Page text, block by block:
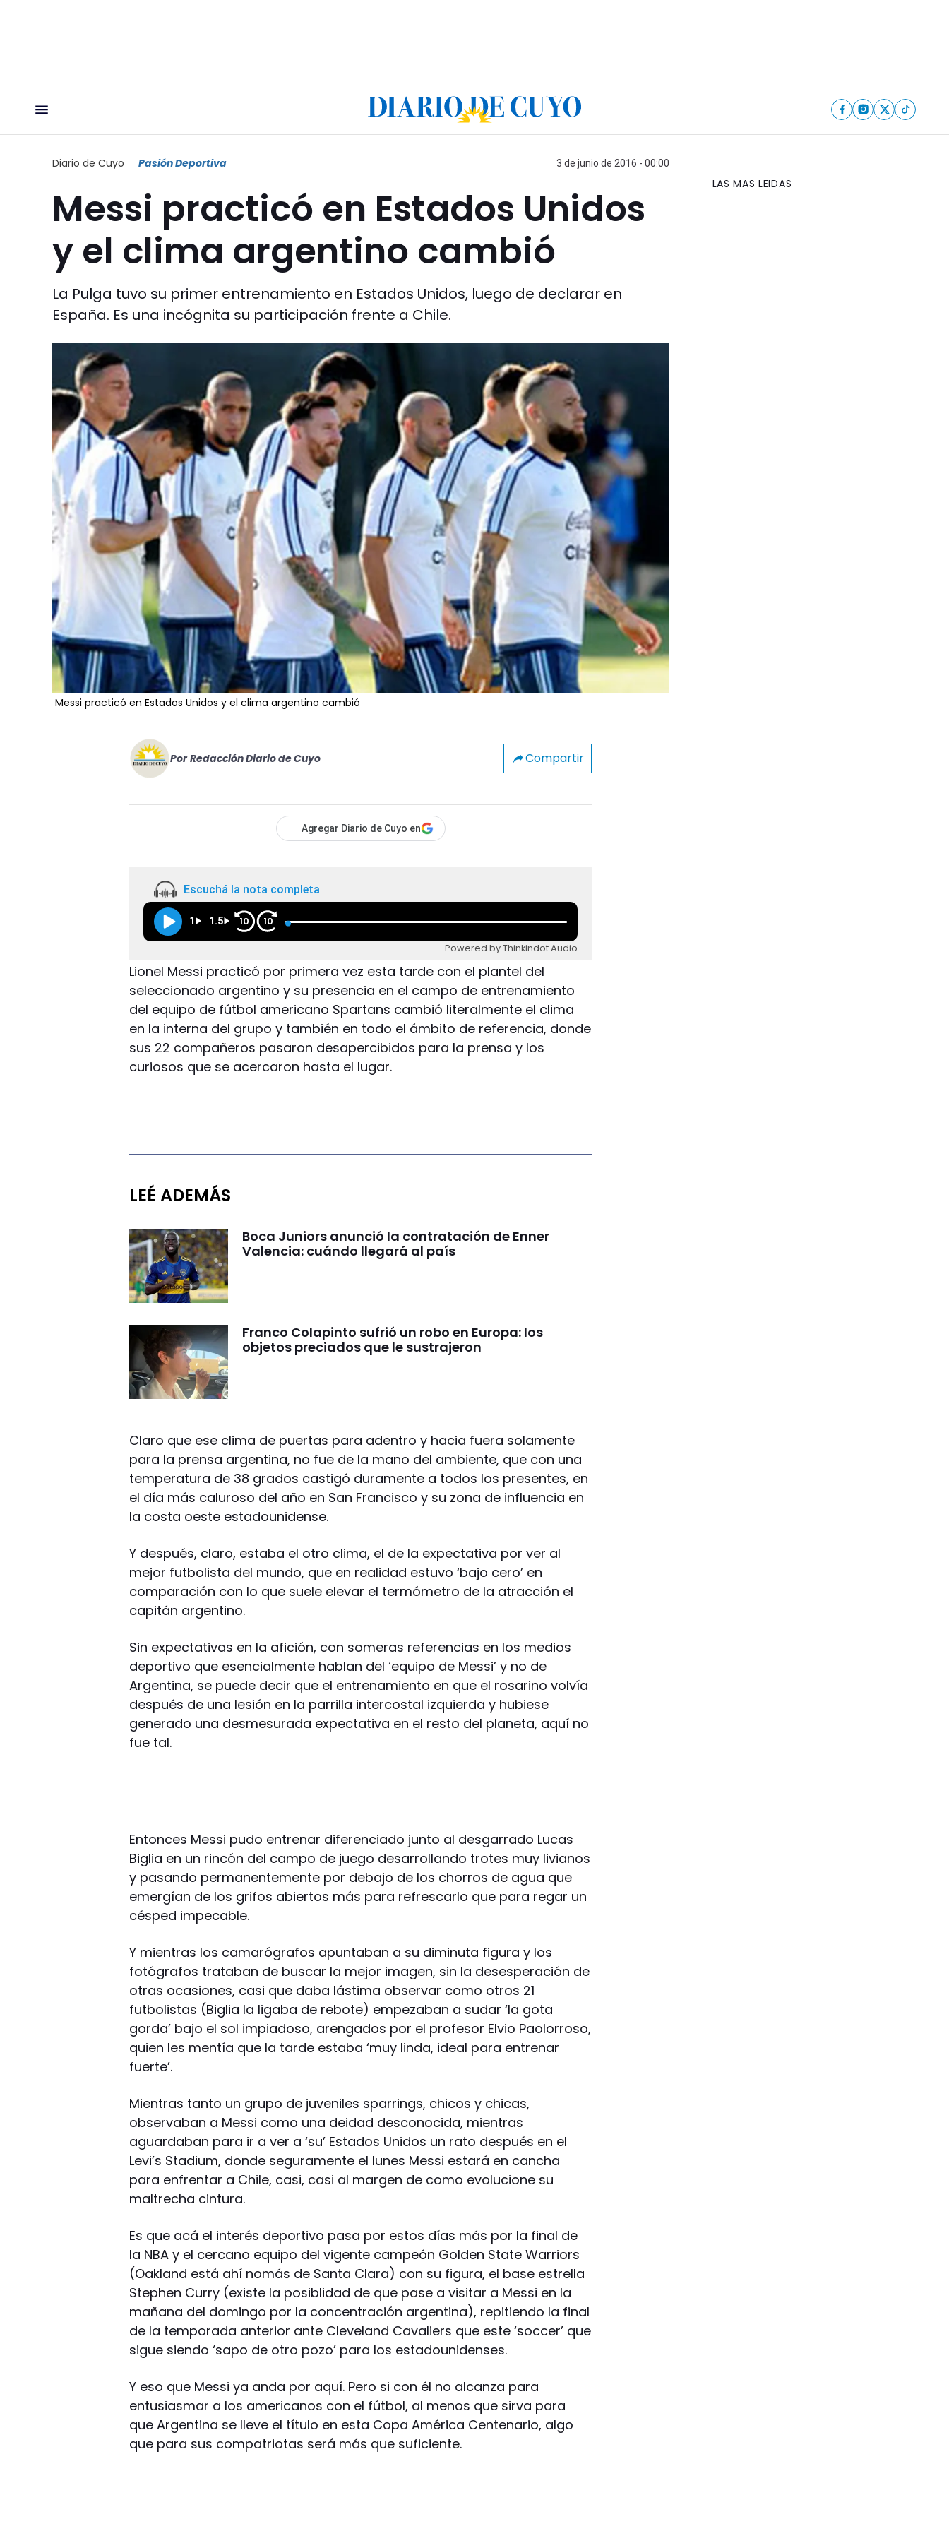
Diario de Cuyo Pasión Deportiva 3 de junio de 2016 - 00:00
Messi practicó en Estados Unidos
y el clima argentino cambió
La Pulga tuvo su primer entrenamiento en Estados Unidos, luego de declarar en
España. Es una incógnita su participación frente a Chile.
Messi practicó en Estados Unidos y el clima argentino cambió
Por Redacción Diario de Cuyo Compartir
Agregar Diario de Cuyo en
Escuchá la nota completa
1 1.5 10 10
Powered by Thinkindot Audio
Lionel Messi practicó por primera vez esta tarde con el plantel del
seleccionado argentino y su presencia en el campo de entrenamiento
del equipo de fútbol americano Spartans cambió literalmente el clima
en la interna del grupo y también en todo el ámbito de referencia, donde
sus 22 compañeros pasaron desapercibidos para la prensa y los
curiosos que se acercaron hasta el lugar.
LEÉ ADEMÁS
Boca Juniors anunció la contratación de Enner
Valencia: cuándo llegará al país
Franco Colapinto sufrió un robo en Europa: los
objetos preciados que le sustrajeron
Claro que ese clima de puertas para adentro y hacia fuera solamente
para la prensa argentina, no fue de la mano del ambiente, que con una
temperatura de 38 grados castigó duramente a todos los presentes, en
el día más caluroso del año en San Francisco y su zona de influencia en
la costa oeste estadounidense.
Y después, claro, estaba el otro clima, el de la expectativa por ver al
mejor futbolista del mundo, que en realidad estuvo ‘bajo cero’ en
comparación con lo que suele elevar el termómetro de la atracción el
capitán argentino.
Sin expectativas en la afición, con someras referencias en los medios
deportivo que esencialmente hablan del ‘equipo de Messi’ y no de
Argentina, se puede decir que el entrenamiento en que el rosarino volvía
después de una lesión en la parrilla intercostal izquierda y hubiese
generado una desmesurada expectativa en el resto del planeta, aquí no
fue tal.
Entonces Messi pudo entrenar diferenciado junto al desgarrado Lucas
Biglia en un rincón del campo de juego desarrollando trotes muy livianos
y pasando permanentemente por debajo de los chorros de agua que
emergían de los grifos abiertos más para refrescarlo que para regar un
césped impecable.
Y mientras los camarógrafos apuntaban a su diminuta figura y los
fotógrafos trataban de buscar la mejor imagen, sin la desesperación de
otras ocasiones, casi que daba lástima observar como otros 21
futbolistas (Biglia la ligaba de rebote) empezaban a sudar ‘la gota
gorda’ bajo el sol impiadoso, arengados por el profesor Elvio Paolorroso,
quien les mentía que la tarde estaba ‘muy linda, ideal para entrenar
fuerte’.
Mientras tanto un grupo de juveniles sparrings, chicos y chicas,
observaban a Messi como una deidad desconocida, mientras
aguardaban para ir a ver a ‘su’ Estados Unidos un rato después en el
Levi’s Stadium, donde seguramente el lunes Messi estará en cancha
para enfrentar a Chile, casi, casi al margen de como evolucione su
maltrecha cintura.
Es que acá el interés deportivo pasa por estos días más por la final de
la NBA y el cercano equipo del vigente campeón Golden State Warriors
(Oakland está ahí nomás de Santa Clara) con su figura, el base estrella
Stephen Curry (existe la posiblidad de que pase a visitar a Messi en la
mañana del domingo por la concentración argentina), repitiendo la final
de la temporada anterior ante Cleveland Cavaliers que este ‘soccer’ que
sigue siendo ‘sapo de otro pozo’ para los estadounidenses.
Y eso que Messi ya anda por aquí. Pero si con él no alcanza para
entusiasmar a los americanos con el fútbol, al menos que sirva para
que Argentina se lleve el título en esta Copa América Centenario, algo
que para sus compatriotas será más que suficiente.
LAS MAS LEIDAS